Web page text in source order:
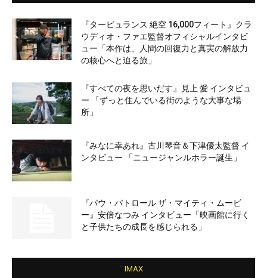
『タービュランス 絶空 16,000フィート』クラ
ウディオ・ファエ監督オフィシャルインタビ
ュー「本作は、人間の回復力と真実の解放力
の核心へと迫る旅」
『すべての夜を思いだす』見上 愛 インタビュ
ー 「ずっと住んでいる街のような大事な場
所」
『みなに幸あれ』古川琴音＆下津優太監督 イ
ンタビュー 「ニュージャンルホラー誕生」
『パウ・パトロール ザ・マイティ・ムービ
ー』安倍なつみ インタビュー「映画館に行く
と子供たちの成長を感じられる」
IMAX